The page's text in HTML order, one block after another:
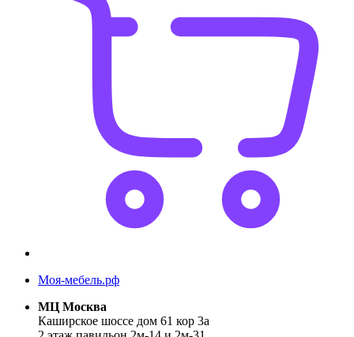
Моя-мебель.рф
МЦ Москва
Каширское шоссе дом 61 кор 3а